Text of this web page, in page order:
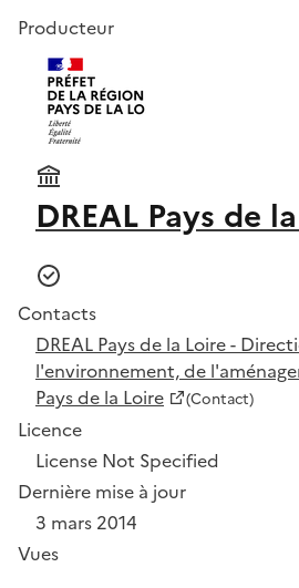
Producteur
DREAL Pays de
Contacts
DREAL Pays de la Loire -
l'environnement, de
Pays de la Loire
(Contact)
Licence
License Not Specified
Dernière mise à jour
3 mars 2014
Vues